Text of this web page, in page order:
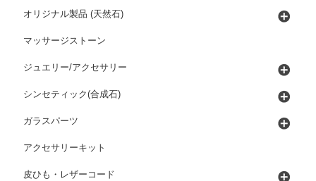
オリジナル製品 (天然石)
マッサージストーン
ジュエリー/アクセサリー
シンセティック(合成石)
ガラスパーツ
アクセサリーキット
皮ひも・レザーコード